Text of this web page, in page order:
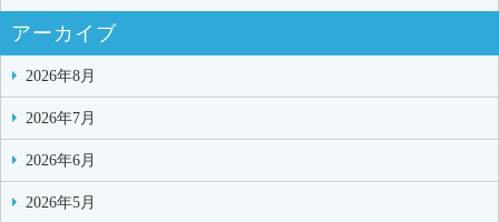
アーカイブ
2026年8月
2026年7月
2026年6月
2026年5月